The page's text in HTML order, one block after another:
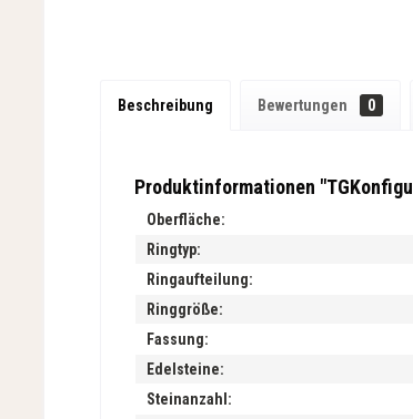
Beschreibung Bewertungen 0
Produktinformationen
Oberfläche:
Ringtyp:
Ringaufteilung:
Ringgröße:
Fassung:
Edelsteine:
Steinanzahl: